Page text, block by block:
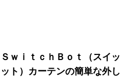
ＳｗｉｔｃｈＢｏｔ（スイ
ット）カーテンの簡単な外し